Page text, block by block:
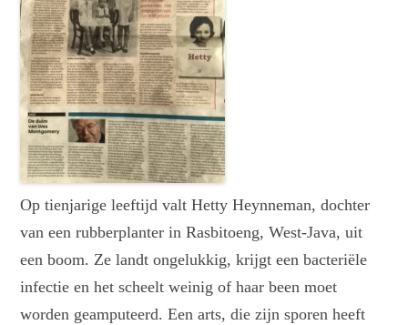
Op tienjarige leeftijd valt Hetty Heynneman, dochter
van een rubberplanter in Rasbitoeng, West-Java, uit
een boom. Ze landt ongelukkig, krijgt een bacteriële
infectie en het scheelt weinig of haar been moet
worden geamputeerd. Een arts, die zijn sporen heeft